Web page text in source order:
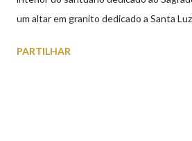
um altar em granito dedicado a Santa
uma capela dedicada a Santa Luzia
PARTILHAR